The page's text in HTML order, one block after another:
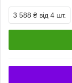
3 588 ₴ від 4 шт.